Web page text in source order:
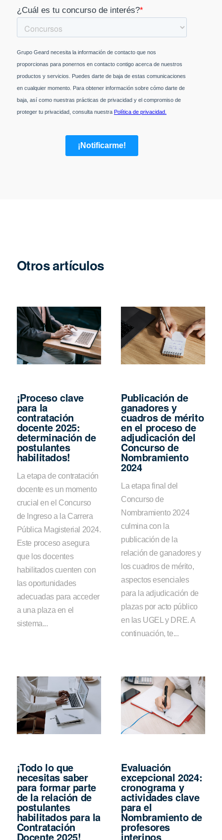
Otros artículos
¡Proceso clave
para la
contratación
docente 2025:
determinación de
postulantes
habilitados!
La etapa de contratación
docente es un momento
crucial en el Concurso
de Ingreso a la Carrera
Pública Magisterial 2024.
Este proceso asegura
que los docentes
habilitados cuenten con
las oportunidades
adecuadas para acceder
a una plaza en el
sistema...
Publicación de
ganadores y
cuadros de mérito
en el proceso de
adjudicación del
Concurso de
Nombramiento
2024
La etapa final del
Concurso de
Nombramiento 2024
culmina con la
publicación de la
relación de ganadores y
los cuadros de mérito,
aspectos esenciales
para la adjudicación de
plazas por acto público
en las UGEL y DRE. A
continuación, te...
¡Todo lo que
necesitas saber
para formar parte
de la relación de
postulantes
habilitados para la
Contratación
Docente 2025!
Evaluación
excepcional 2024:
cronograma y
actividades clave
para el
Nombramiento de
profesores
interinos